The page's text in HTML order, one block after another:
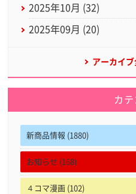
2025年10月 (32)
2025年09月 (20)
アーカイ
カテ
新商品情報 (1880)
お知らせ (168)
４コマ漫画 (102)